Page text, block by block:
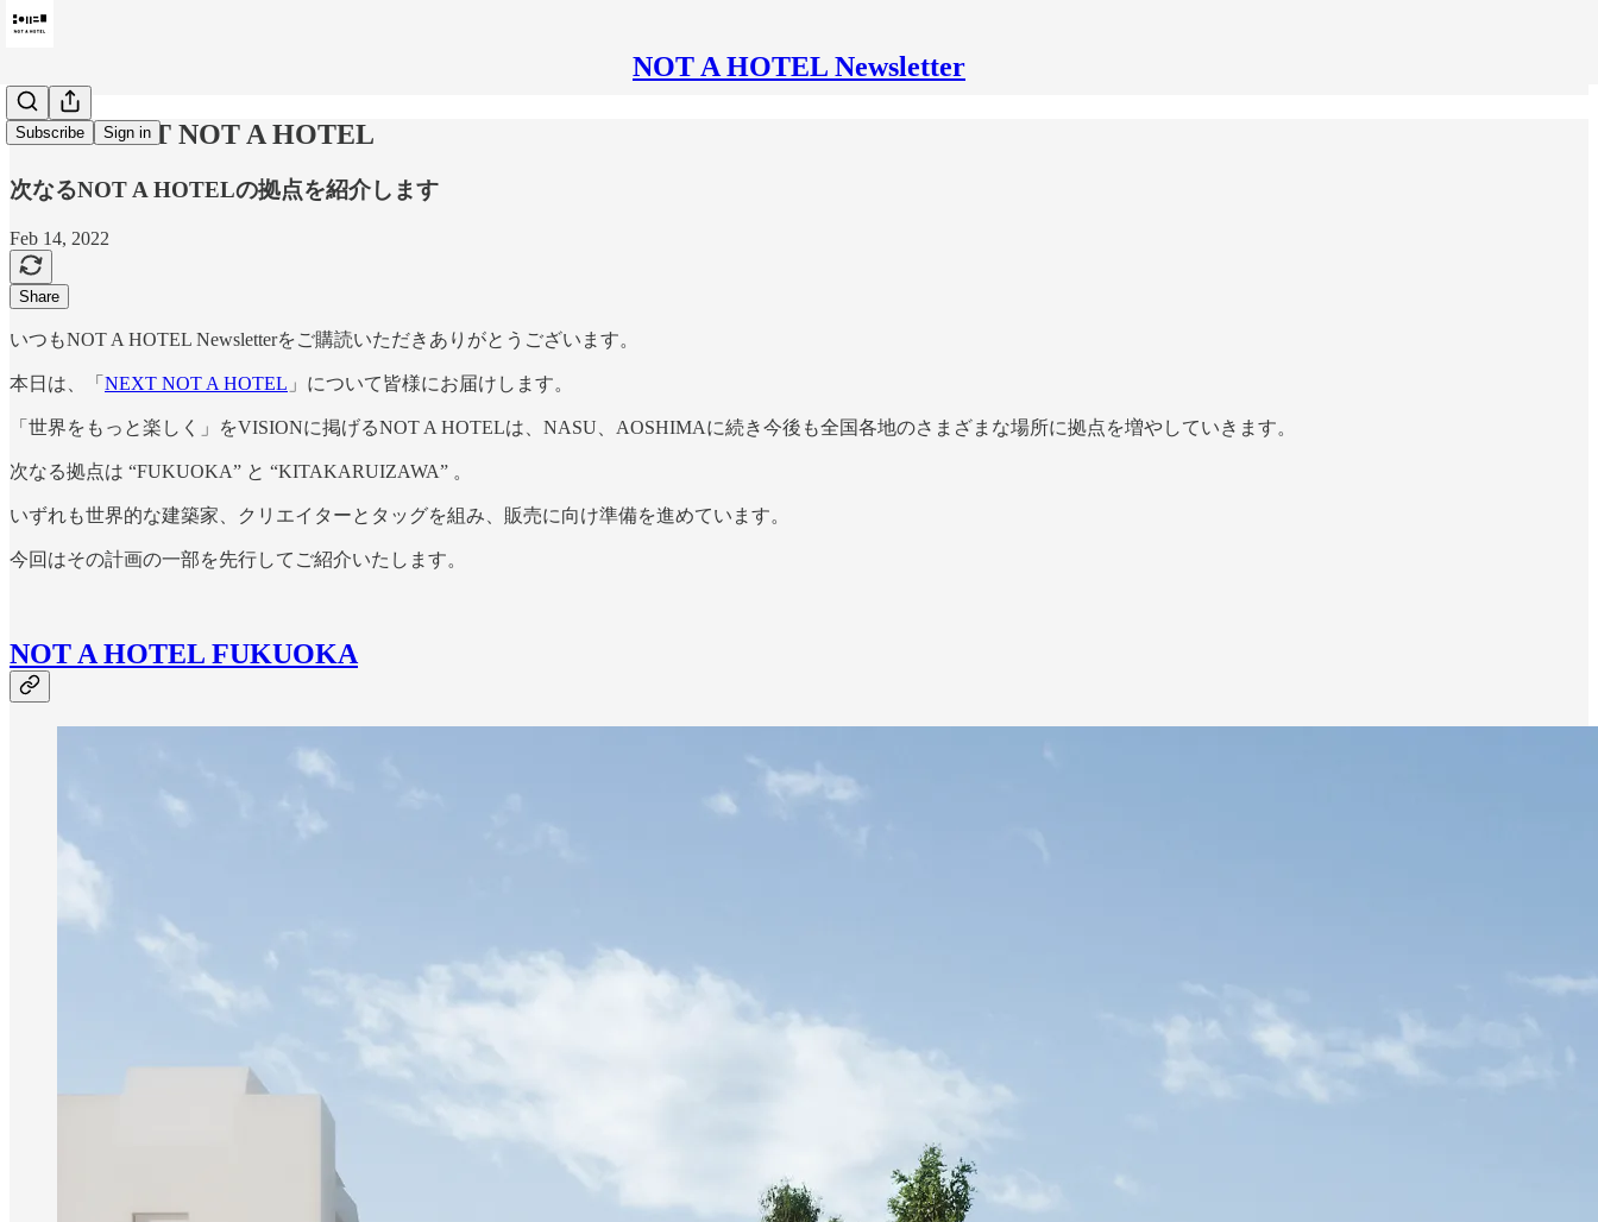
NOT A HOTEL Newsletter
Subscribe Sign in
Vol.13 NEXT NOT A HOTEL
次なるNOT A HOTELの拠点を紹介します
Feb 14, 2022
Share
いつもNOT A HOTEL Newsletterをご購読いただきありがとうございます。
本日は、「 NEXT NOT A HOTEL 」について皆様にお届けします。
「世界をもっと楽しく」をVISIONに掲げるNOT A HOTELは、NASU、AOSHIMAに続き今後も全国各地のさまざまな場所に拠点を増やしていきます。
次なる拠点は “FUKUOKA” と “KITAKARUIZAWA” 。
いずれも世界的な建築家、クリエイターとタッグを組み、販売に向け準備を進めています。
今回はその計画の一部を先行してご紹介いたします。
NOT A HOTEL FUKUOKA